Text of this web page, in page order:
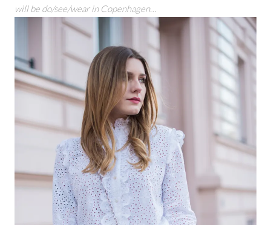
will be do/see/wear in Copenhagen…